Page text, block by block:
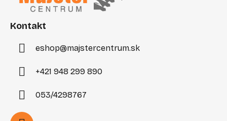
Kontakt
eshop@majstercentrum.sk
+421 948 299 890
053/4298767